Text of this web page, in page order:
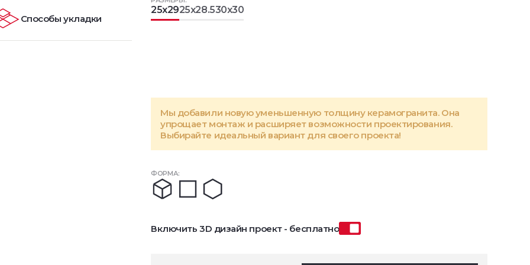
ФОРМА:
25x2925x28.530x30
Мы добавили новую уменьшенную толщину керамогранита. Она
упрощает монтаж и расширяет возможности проектирования.
Выбирайте идеальный вариант для своего проекта!
Включить 3D дизайн проект - бесплатно
Способы укладки